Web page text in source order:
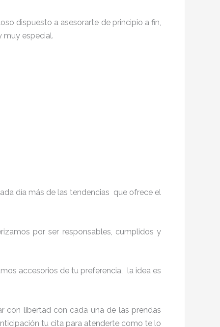
dispuesto a asesorarte de principio a fin,
muy especial.
día más de las tendencias que ofrece el
por ser responsables, cumplidos y
accesorios de tu preferencia, la idea es
con libertad con cada una de las prendas
tu cita para atenderte como te lo